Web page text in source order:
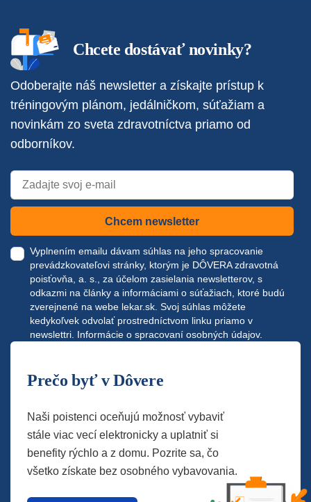
Chcete dostávať novinky?
Odoberajte náš newsletter a získajte prístup k
tréningovým plánom, jedálničkom, súťažiam a
novinkám zo sveta zdravotníctva priamo od
odborníkov.
Chcem newsletter
Vyplnením emailu dávam súhlas na jeho spracovanie
prevádzkovateľovi stránky, ktorým je DÔVERA zdravotná
poisťovňa, a. s., za účelom zasielania newsletterov, s
odkazmi na články a informáciami o súťažiach, ktoré budú
zverejnené na webe lekar.sk. Svoj súhlas môžete
kedykoľvek odvolať prostredníctvom linku priamo v
newslettri. Informácie o spracovaní osobných údajov.
Prečo byť v Dôvere
Naši poistenci oceňujú možnosť vybaviť
stále viac vecí elektronicky a uplatniť si
benefity rýchlo a z domu. Pozrite sa, čo
všetko získate bez osobného vybavovania.